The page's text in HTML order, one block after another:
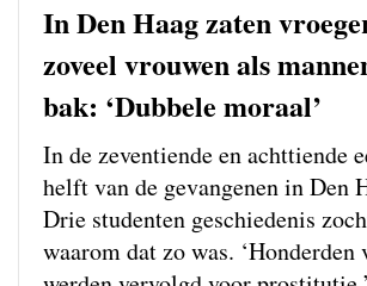
In Den Haag zaten
zoveel vrouwen als
bak: ‘Dubbele moraal’
In de zeventiende en achttiende
helft van de gevangenen in Den
Drie studenten geschiedenis
waarom dat zo was. ‘Honderden